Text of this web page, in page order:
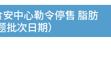
中心勒令停售 脂肪
次日期）